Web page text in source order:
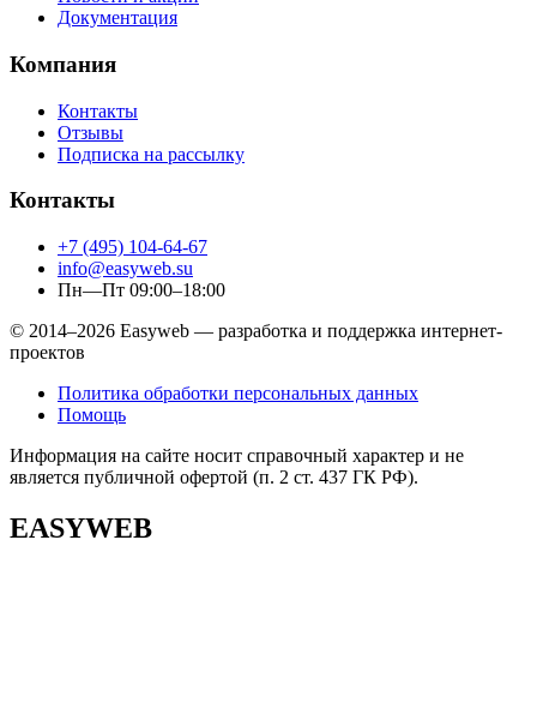
Документация
Компания
Контакты
Отзывы
Подписка на рассылку
Контакты
+7 (495) 104-64-67
info@easyweb.su
Пн—Пт 09:00–18:00
© 2014–2026 Easyweb — разработка и поддержка интернет-
проектов
Политика обработки персональных данных
Помощь
Информация на сайте носит справочный характер и не
является публичной офертой (п. 2 ст. 437 ГК РФ).
EASYWEB